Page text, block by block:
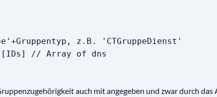
z.B. 'CTGruppeDienst'
// Array of dns
auch mit angegeben und zwar durch